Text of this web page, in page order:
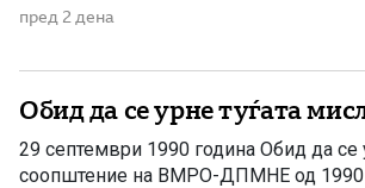
Бугарија кон настаните во
пред 2 дена
Обид да се урне туѓата
29 септември 1990 година Обид да се
соопштение на ВМРО-ДПМНЕ од 1990